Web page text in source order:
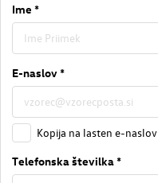
Ime *
E-naslov *
Kopija na lasten e-naslov
Telefonska številka *